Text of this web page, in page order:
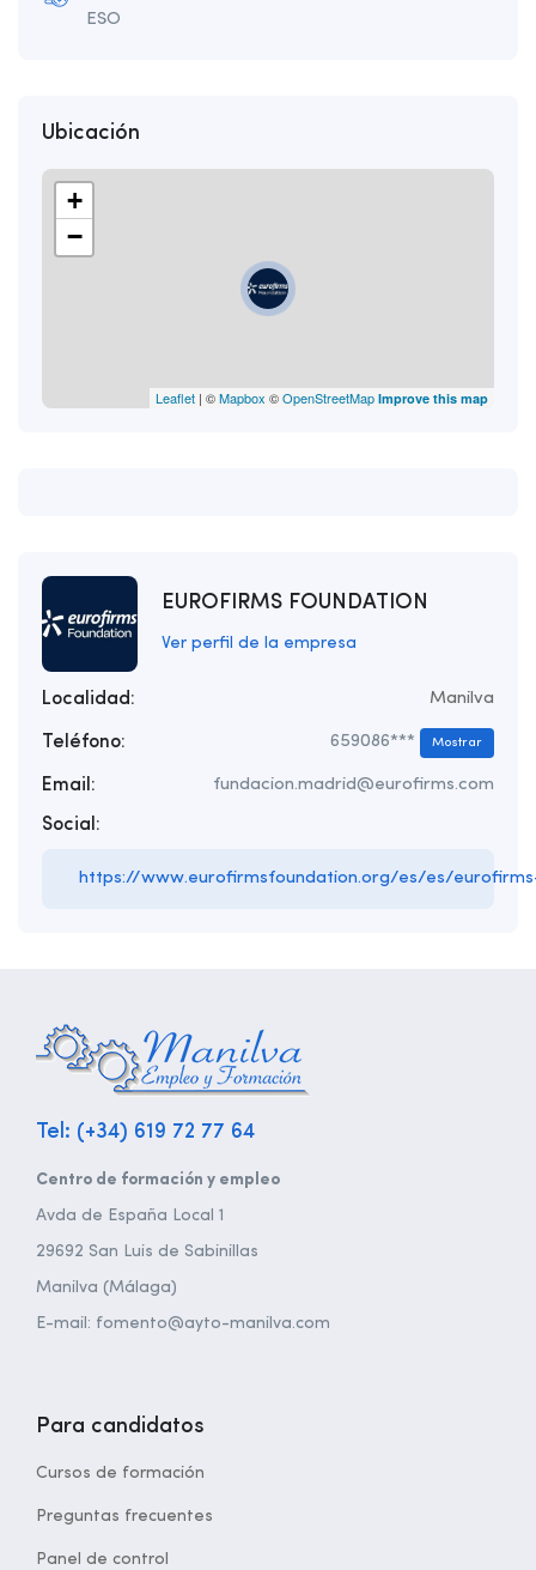
ESO
Ubicación
+
−
Leaflet | ©Mapbox ©OpenStreetMap Improve this map
EUROFIRMS FOUNDATION
Ver perfil de la empresa
Localidad: Manilva
Teléfono: 659086*** Mostrar
Email: fundacion.madrid@eurofirms.com
Social:
https://www.eurofirmsfoundation.org/es/es/
Tel: (+34) 619 72 77 64
Centro de formación y empleo
Avda de España Local 1
29692 San Luis de Sabinillas
Manilva (Málaga)
E-mail: fomento@ayto-manilva.com
Para candidatos
Cursos de formación
Preguntas frecuentes
Panel de control